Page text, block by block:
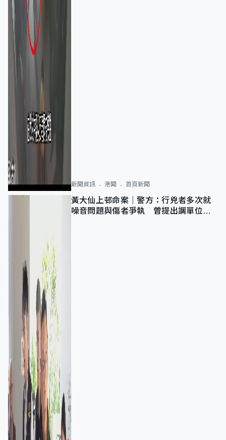
新聞資訊 港聞 首頁新聞
黃大仙上邨命案｜警方：行兇者多次就
噪音問題與傷者爭執 曾提出調單位已